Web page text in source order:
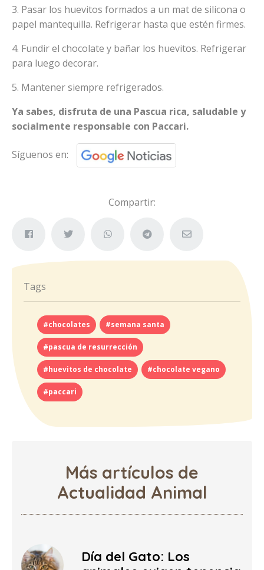
3. Pasar los huevitos formados a un mat de silicona o
papel mantequilla. Refrigerar hasta que estén firmes.
4. Fundir el chocolate y bañar los huevitos. Refrigerar
para luego decorar.
5. Mantener siempre refrigerados.
Ya sabes, disfruta de una Pascua rica, saludable y
socialmente responsable con Paccari.
Síguenos en:
Compartir:
Tags
#chocolates #semana santa
#pascua de resurrección
#huevitos de chocolate #chocolate vegano
#paccari
Más artículos de
Actualidad Animal
Día del Gato: Los